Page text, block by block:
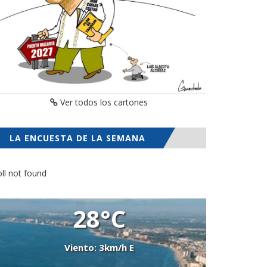
Ver todos los cartones
LA ENCUESTA DE LA SEMANA
not found
28°C
Viento: 3km/h E